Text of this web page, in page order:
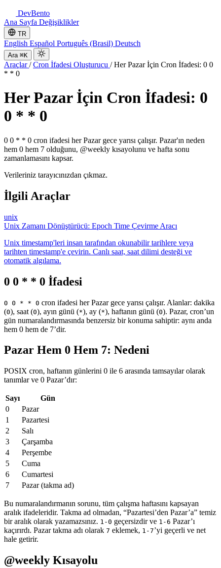
DevBento
Ana Sayfa Değişiklikler
TR
English Español Português (Brasil) Deutsch
Ara ⌘K
Araçlar/ Cron İfadesi Oluşturucu / Her Pazar İçin Cron İfadesi: 0 0
* * 0
Her Pazar İçin Cron İfadesi: 0
0 * * 0
0 0 * * 0 cron ifadesi her Pazar gece yarısı çalışır. Pazar'ın neden
hem 0 hem 7 olduğunu, @weekly kısayolunu ve hafta sonu
zamanlamasını kapsar.
Verileriniz tarayıcınızdan çıkmaz.
İlgili Araçlar
unix
Unix Zamanı Dönüştürücü: Epoch Time Çevirme Aracı
Unix timestamp'leri insan tarafından okunabilir tarihlere veya
tarihten timestamp'e çevirin. Canlı saat, saat dilimi desteği ve
otomatik algılama.
0 0 * * 0 İfadesi
0 0 * * 0 cron ifadesi her Pazar gece yarısı çalışır. Alanlar: dakika
(0), saat (0), ayın günü (*), ay (*), haftanın günü (0). Pazar, cron’un
gün numaralandırmasında benzersiz bir konuma sahiptir: aynı anda
hem 0 hem de 7’dir.
Pazar Hem 0 Hem 7: Nedeni
POSIX cron, haftanın günlerini 0 ile 6 arasında tamsayılar olarak
tanımlar ve 0 Pazar’dır:
Sayı
Gün
0
Pazar
1
Pazartesi
2
Salı
3
Çarşamba
4
Perşembe
5
Cuma
6
Cumartesi
7
Pazar (takma ad)
Bu numaralandırmanın sorunu, tüm çalışma haftasını kapsayan
aralık ifadeleridir. Takma ad olmadan, “Pazartesi’den Pazar’a” temiz
bir aralık olarak yazamazsınız. 1-0 geçersizdir ve 1-6 Pazar’ı
kaçırırdı. Pazar takma adı olarak 7 eklemek, 1-7’yi geçerli ve net
hale getirir.
@weekly Kısayolu